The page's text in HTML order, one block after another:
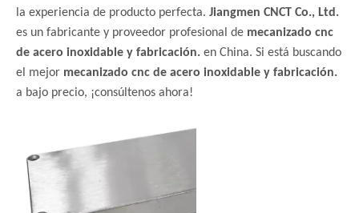
la experiencia de producto perfecta. Jiangmen CNCT Co., Ltd.
es un fabricante y proveedor profesional de mecanizado cnc
de acero inoxidable y fabricación. en China. Si está buscando
el mejor mecanizado cnc de acero inoxidable y fabricación.
a bajo precio, ¡consúltenos ahora!